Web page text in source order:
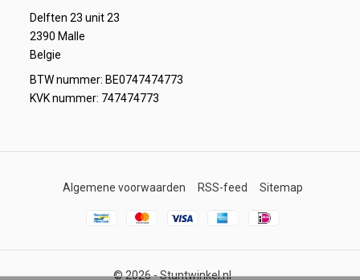
Delften 23 unit 23
2390 Malle
Belgie
BTW nummer: BE0747474773
KVK nummer: 747474773
© 2026 -Stuntwinkel.nl
Algemene voorwaarden RSS-feed Sitemap